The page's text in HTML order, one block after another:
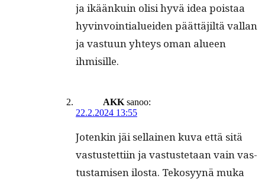
ja ikäänkuin olisi hyvä idea pois­taa
hyv­in­voin­tialuei­den päät­täjiltä val­lan
ja vas­tu­un yhteys oman alueen
ihmisille.
AKK sanoo:
22.2.2024 13:55
Jotenkin jäi sel­l­ainen kuva että sitä
vas­tustet­ti­in ja vas­tuste­taan vain vas­
tus­tamisen ilosta. Tekosyynä muka